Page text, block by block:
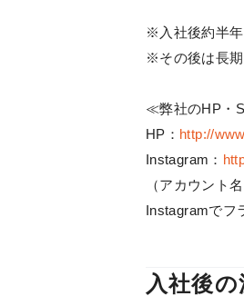
※入社後約半
※その後は長
≪弊社のHP・
HP： http://
Instagram：
（アカウント
Instagramでフ
入社後の